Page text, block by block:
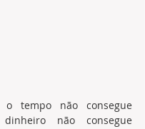
tempo não consegue
não consegue